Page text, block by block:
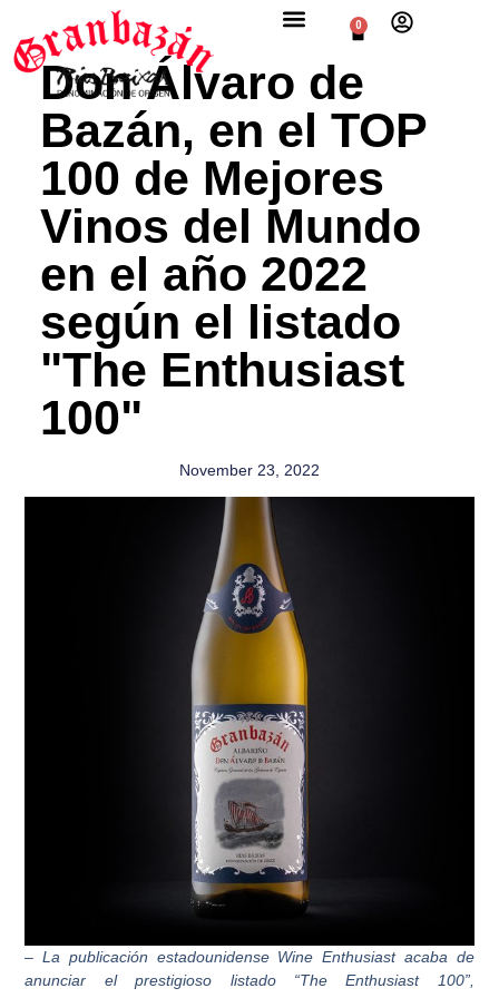
0
Don Álvaro de
Bazán, en el TOP
100 de Mejores
Vinos del Mundo
en el año 2022
según el listado
"The Enthusiast
100"
November 23, 2022
– La publicación estadounidense Wine Enthusiast acaba de
anunciar el prestigioso listado “The Enthusiast 100”,